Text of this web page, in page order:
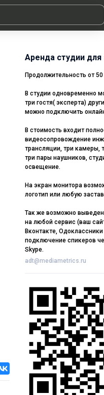
Аренда студии для
Продолжительность от 50
В студии одновременно
три гостя( эксперта)
можно подключить
В стоимость входит
видеосопровождение
трансляции, три камеры,
три пары наушников,
освещение.
На экран монитора
логотип или любую
Так же возможно
на любой сервис (ваш
Вконтакте, Одоклассники
подключение спикеров
Skype.
adt@mediametrics.ru